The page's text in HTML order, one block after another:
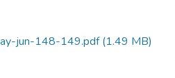
jun-148-149.pdf(1.49 MB)